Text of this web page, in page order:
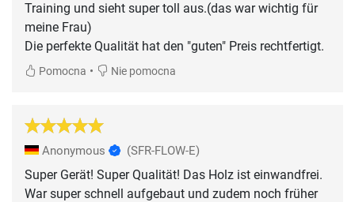
Training und sieht super toll aus.(das war wichtig für
meine Frau)
Die perfekte Qualität hat den "guten" Preis rechtfertigt.
Pomocna • Nie pomocna
Anonymous (SFR-FLOW-E)
Super Gerät! Super Qualität! Das Holz ist einwandfrei.
War super schnell aufgebaut und zudem noch früher